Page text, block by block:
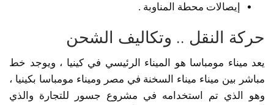
إيصالات محطة المناوبة .
حركة النقل .. وتكاليف الشحن
يعد ميناء مومباسا هو الميناء الرئيسي في كينيا ، ويوجد خط
مباشر بين ميناء ميناء السخنة في مصر وميناء مومباسا بكينيا ،
وهو الذي تم استخدامه في مشروع جسور للتجارة والذي